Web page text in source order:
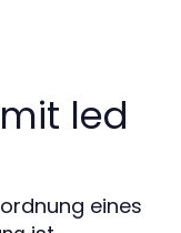
led
eines